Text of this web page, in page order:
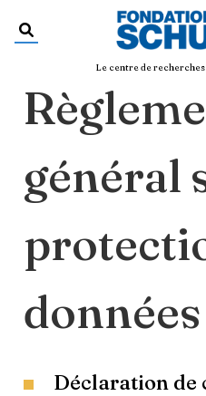
Le centre de
général
données
Déclaration de